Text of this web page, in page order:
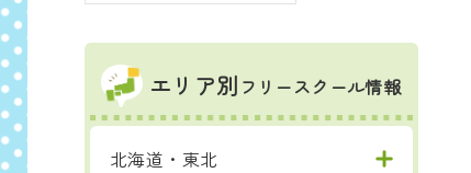
エリア別 フリースクール情報
北海道・東北